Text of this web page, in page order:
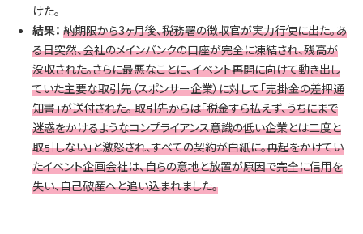
けた。
結果： 納期限から3ヶ月後、税務署の徴収官が実力行使に出た。あ
る日突然、会社のメインバンクの口座が完全に凍結され、残高が
没収された。さらに最悪なことに、イベント再開に向けて動き出し
ていた主要な取引先（スポンサー企業）に対して「売掛金の差押通
知書」が送付された。 取引先からは「税金すら払えず、うちにまで
迷惑をかけるようなコンプライアンス意識の低い企業とは二度と
取引しない」と激怒され、すべての契約が白紙に。再起をかけてい
たイベント企画会社は、自らの意地と放置が原因で完全に信用を
失い、自己破産へと追い込まれました。